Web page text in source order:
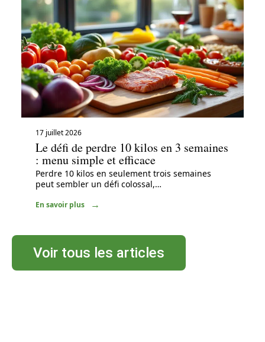
17 juillet 2026
Le défi de perdre 10 kilos en 3 semaines
: menu simple et efficace
Perdre 10 kilos en seulement trois semaines
peut sembler un défi colossal,…
En savoir plus
Voir tous les articles